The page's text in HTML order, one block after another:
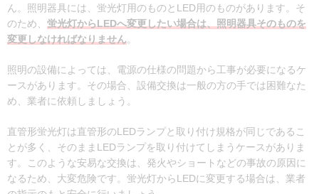
ん。照明器具には、蛍光灯用のものとLED用のものがあります。そ
のため、 蛍光灯からLEDへ変更したい場合は、照明器具そのものを
変更しなければなりません。
照明の設備によっては、電源の仕様の問題から工事が必要になるケ
ースがあります。その場合、設備交換は一般の方の手では困難なた
め、業者に依頼しましょう。
直管形蛍光灯は直管形のLEDランプと取り付け規格が同じであるこ
とが多く、そのままLEDランプを取り付けてしまうケースがありま
す。このような安易な交換は、発火やショートなどの事故の原因に
なるため、大変危険です。蛍光灯からLEDに変更する場合は、業者